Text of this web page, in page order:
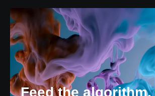
Feed the algorithm.